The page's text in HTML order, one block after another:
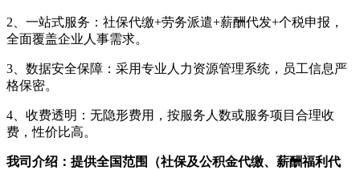
2、一站式服务：社保代缴+劳务派遣+薪酬代发+个税申报，
全面覆盖企业人事需求。
3、数据安全保障：采用专业人力资源管理系统，员工信息严
格保密。
4、收费透明：无隐形费用，按服务人数或服务项目合理收
费，性价比高。
我司介绍：提供全国范围（社保及公积金代缴、薪酬福利代